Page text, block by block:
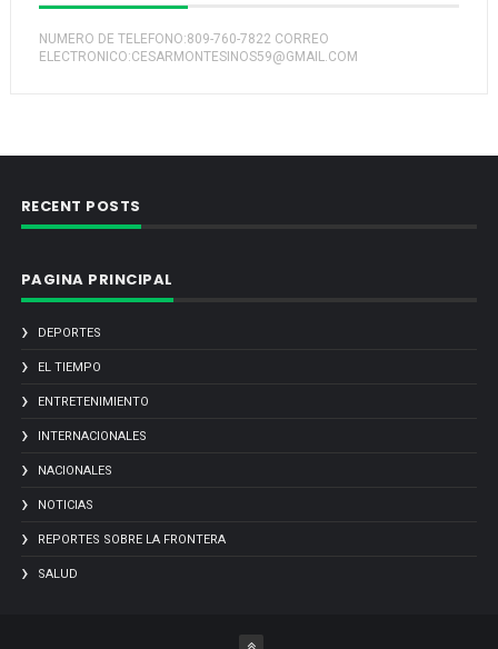
NUMERO DE TELEFONO:809-760-7822 CORREO
ELECTRONICO:CESARMONTESINOS59@GMAIL.COM
RECENT POSTS
PAGINA PRINCIPAL
DEPORTES
EL TIEMPO
ENTRETENIMIENTO
INTERNACIONALES
NACIONALES
NOTICIAS
REPORTES SOBRE LA FRONTERA
SALUD